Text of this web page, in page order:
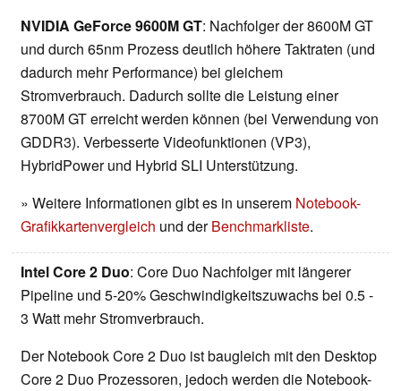
NVIDIA GeForce 9600M GT: Nachfolger der 8600M GT
und durch 65nm Prozess deutlich höhere Taktraten (und
dadurch mehr Performance) bei gleichem
Stromverbrauch. Dadurch sollte die Leistung einer
8700M GT erreicht werden können (bei Verwendung von
GDDR3). Verbesserte Videofunktionen (VP3),
HybridPower und Hybrid SLI Unterstützung.
» Weitere Informationen gibt es in unserem Notebook-
Grafikkartenvergleich und derBenchmarkliste.
Intel Core 2 Duo: Core Duo Nachfolger mit längerer
Pipeline und 5-20% Geschwindigkeitszuwachs bei 0.5 -
3 Watt mehr Stromverbrauch.
Der Notebook Core 2 Duo ist baugleich mit den Desktop
Core 2 Duo Prozessoren, jedoch werden die Notebook-